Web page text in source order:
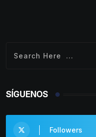
SÍGUENOS
Followers